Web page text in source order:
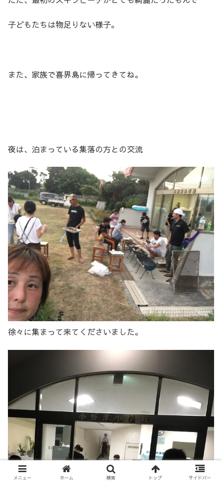
子どもたちは物足りない様子。
また、家族で喜界島に帰ってきてね。
夜は、泊まっている集落の方との交流
徐々に集まって来てくださいました。
メニュー ホーム 検索 トップ サイドバー